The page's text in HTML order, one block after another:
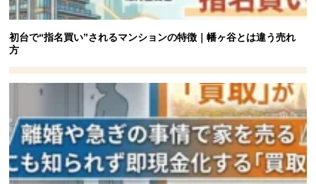
初台で“指名買い”されるマンションの特徴｜幡ヶ谷とは違う売れ
方